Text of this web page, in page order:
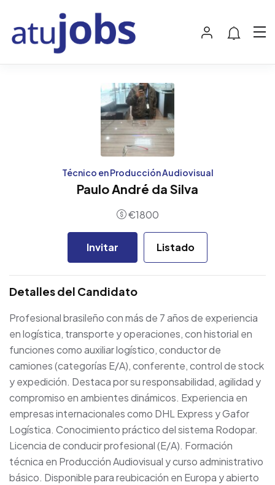
Técnico en Producción Audiovisual
Paulo André da Silva
€1800
Invitar Listado
Detalles del Candidato
Profesional brasileño con más de 7 años de experiencia
en logística, transporte y operaciones, con historial en
funciones como auxiliar logístico, conductor de
camiones (categorías E/A), conferente, control de stock
y expedición. Destaca por su responsabilidad, agilidad y
compromiso en ambientes dinámicos. Experiencia en
empresas internacionales como DHL Express y Gafor
Logística. Conocimiento práctico del sistema Rodopar.
Licencia de conducir profesional (E/A). Formación
técnica en Producción Audiovisual y curso administrativo
básico. Disponible para reubicación en Europa y abierto